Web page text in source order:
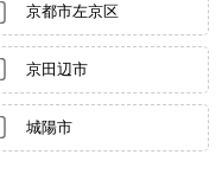
京都市左京区
京田辺市
城陽市